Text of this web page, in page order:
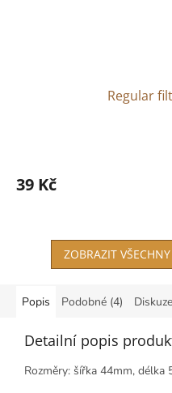
Regular
39 Kč
ZOBRAZIT
Popis Podobné (4) Diskuze
Detailní popis
Rozměry: šířka 44mm, délka